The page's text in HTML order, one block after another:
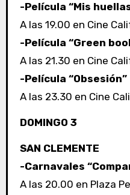
-Película “Mis
A las 19.00 en Cine
-Película “Green
A las 21.30 en Cine
-Película “Obsesión”
A las 23.30 en Cine
DOMINGO 3
SAN CLEMENTE
-Carnavales
A las 20.00 en Plaza